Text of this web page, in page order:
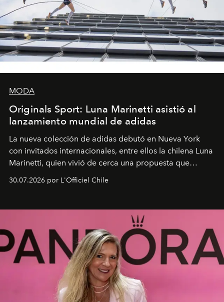
MODA
Originals Sport: Luna Marinetti asistió al
lanzamiento mundial de adidas
La nueva colección de adidas debutó en Nueva York
con invitados internacionales, entre ellos la chilena Luna
Marinetti, quien vivió de cerca una propuesta que
30.07.2026 por L'Officiel Chile